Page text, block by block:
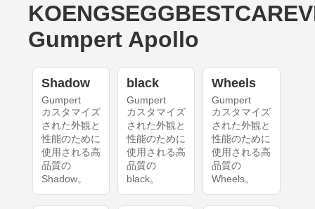
Gumpert Apollo
Shadow
Gumpert
カスタマイズ
された外観と
性能のために
使用される高
品質の
Shadow。
black
Gumpert
カスタマイズ
された外観と
性能のために
使用される高
品質の
black。
Wheels
Gumpert
カスタマイズ
された外観と
性能のために
使用される高
品質の
Wheels。